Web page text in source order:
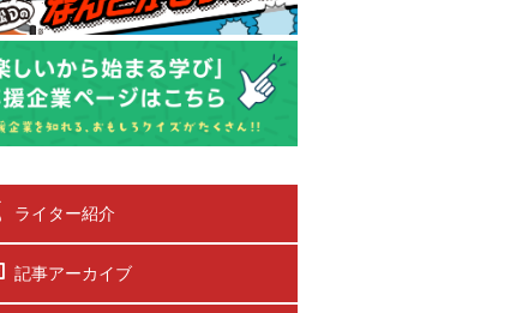
ライター紹介
記事アーカイブ